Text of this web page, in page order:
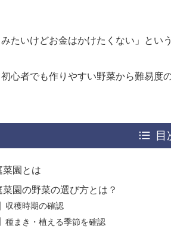
みたいけどお金はかけたくない」とい
心者でも作りやすい野菜から難易度
目
菜園とは
菜園の野菜の選び方とは？
収穫時期の確認
種まき・植える季節を確認